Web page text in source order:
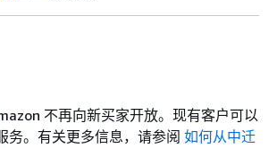
不再向新买家开放。现有客户可以
务。有关更多信息，请参阅 如何从中迁